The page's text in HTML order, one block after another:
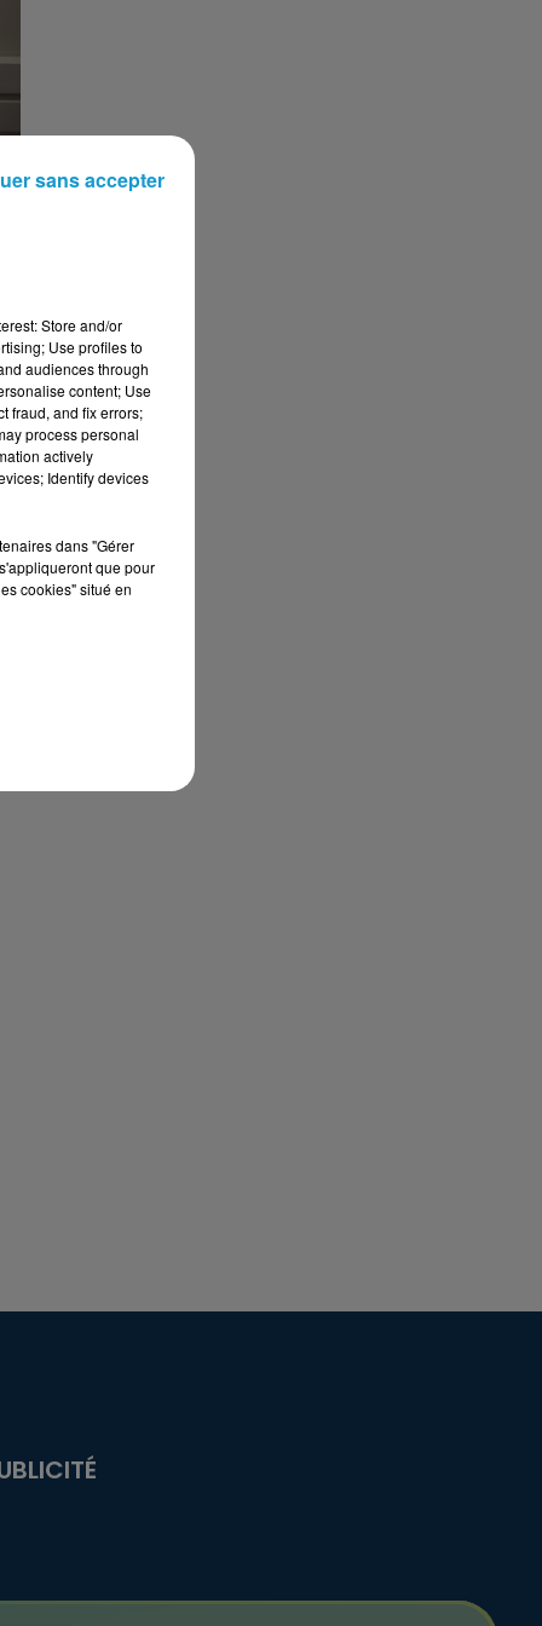
Store and/or
Use profiles to
audiences through
content; Use
fraud, and fix errors;
process personal
actively
Identify devices
dans "Gérer
que pour
cookies" situé en
sans accepter